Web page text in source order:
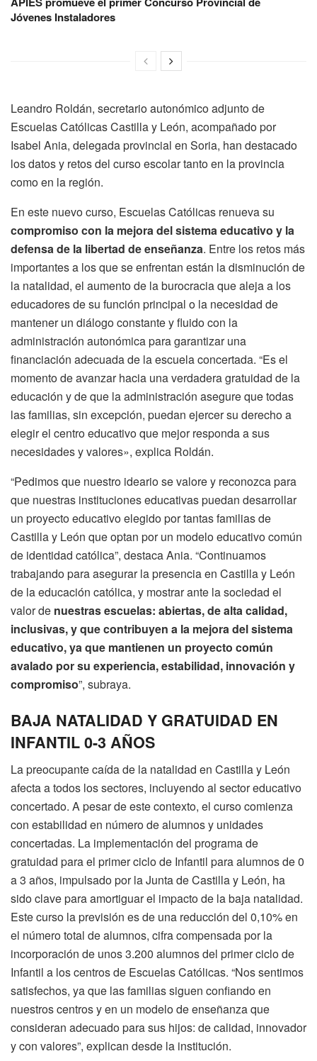
Jóvenes Instaladores
Leandro Roldán, secretario autonómico adjunto de
Escuelas Católicas Castilla y León, acompañado por
Isabel Ania, delegada provincial en Soria, han destacado
los datos y retos del curso escolar tanto en la provincia
como en la región.
En este nuevo curso, Escuelas Católicas renueva su
compromiso con la mejora del sistema educativo y la
defensa de la libertad de enseñanza. Entre los retos más
importantes a los que se enfrentan están la disminución de
la natalidad, el aumento de la burocracia que aleja a los
educadores de su función principal o la necesidad de
mantener un diálogo constante y fluido con la
administración autonómica para garantizar una
financiación adecuada de la escuela concertada. “Es el
momento de avanzar hacia una verdadera gratuidad de la
educación y de que la administración asegure que todas
las familias, sin excepción, puedan ejercer su derecho a
elegir el centro educativo que mejor responda a sus
necesidades y valores», explica Roldán.
“Pedimos que nuestro ideario se valore y reconozca para
que nuestras instituciones educativas puedan desarrollar
un proyecto educativo elegido por tantas familias de
Castilla y León que optan por un modelo educativo común
de identidad católica”, destaca Ania. “Continuamos
trabajando para asegurar la presencia en Castilla y León
de la educación católica, y mostrar ante la sociedad el
valor de nuestras escuelas: abiertas, de alta calidad,
inclusivas, y que contribuyen a la mejora del sistema
educativo, ya que mantienen un proyecto común
avalado por su experiencia, estabilidad, innovación y
compromiso”, subraya.
BAJA NATALIDAD Y GRATUIDAD EN
INFANTIL 0-3 AÑOS
La preocupante caída de la natalidad en Castilla y León
afecta a todos los sectores, incluyendo al sector educativo
concertado. A pesar de este contexto, el curso comienza
con estabilidad en número de alumnos y unidades
concertadas. La implementación del programa de
gratuidad para el primer ciclo de Infantil para alumnos de 0
a 3 años, impulsado por la Junta de Castilla y León, ha
sido clave para amortiguar el impacto de la baja natalidad.
Este curso la previsión es de una reducción del 0,10% en
el número total de alumnos, cifra compensada por la
incorporación de unos 3.200 alumnos del primer ciclo de
Infantil a los centros de Escuelas Católicas. “Nos sentimos
satisfechos, ya que las familias siguen confiando en
nuestros centros y en un modelo de enseñanza que
consideran adecuado para sus hijos: de calidad, innovador
y con valores”, explican desde la institución.